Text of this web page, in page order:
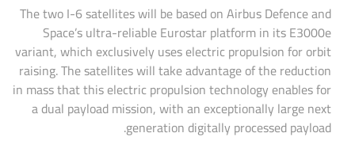
The two I-6 satellites will be based on Airbus Defence and
Space’s ultra-reliable Eurostar platform in its E3000e
variant, which exclusively uses electric propulsion for orbit
raising. The satellites will take advantage of the reduction
in mass that this electric propulsion technology enables for
a dual payload mission, with an exceptionally large next
generation digitally processed payload.